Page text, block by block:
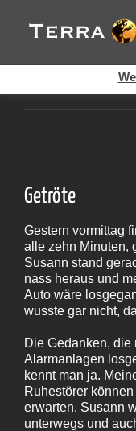
Inhalt
springen
Getröte
Gestern vormittag
alle zehn Minuten,
Susann stand
nass heraus und
Auto wäre
wusste gar nicht,
Die Gedanken, die
Alarmanlagen
kennt man ja.
Ruhestörer
erwarten. Susann
unterwegs und
Cookies helfen auf
Dienste. Durch die